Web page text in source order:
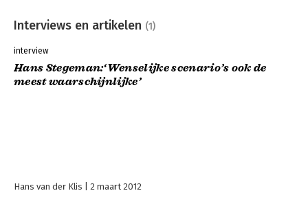
Interviews en artikelen (1)
interview
Hans Stegeman:‘Wenselijke scenario’s ook de
meest waarschijnlijke’
Hans van der Klis 2 maart 2012